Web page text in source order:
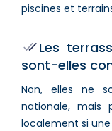
piscines et
Les
sont-elles
Non, elles ne
nationale, mais
localement si